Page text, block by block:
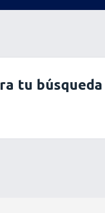
tu búsqueda